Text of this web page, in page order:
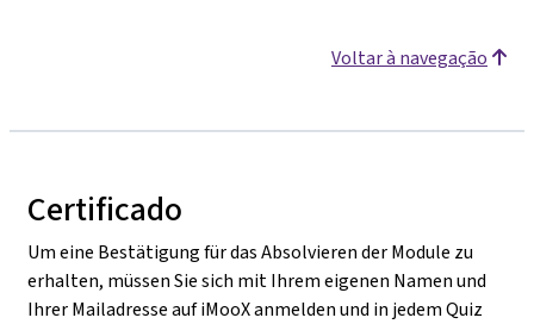
Voltar à navegação
Certificado
Um eine Bestätigung für das Absolvieren der Module zu
erhalten, müssen Sie sich mit Ihrem eigenen Namen und
Ihrer Mailadresse auf iMooX anmelden und in jedem Quiz